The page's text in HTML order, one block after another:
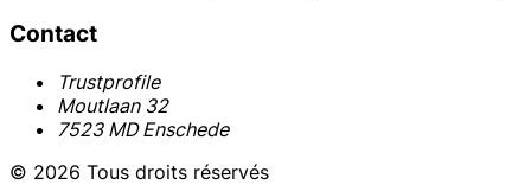
Contact
Trustprofile
Moutlaan 32
7523 MD Enschede
© 2026 Tous droits réservés